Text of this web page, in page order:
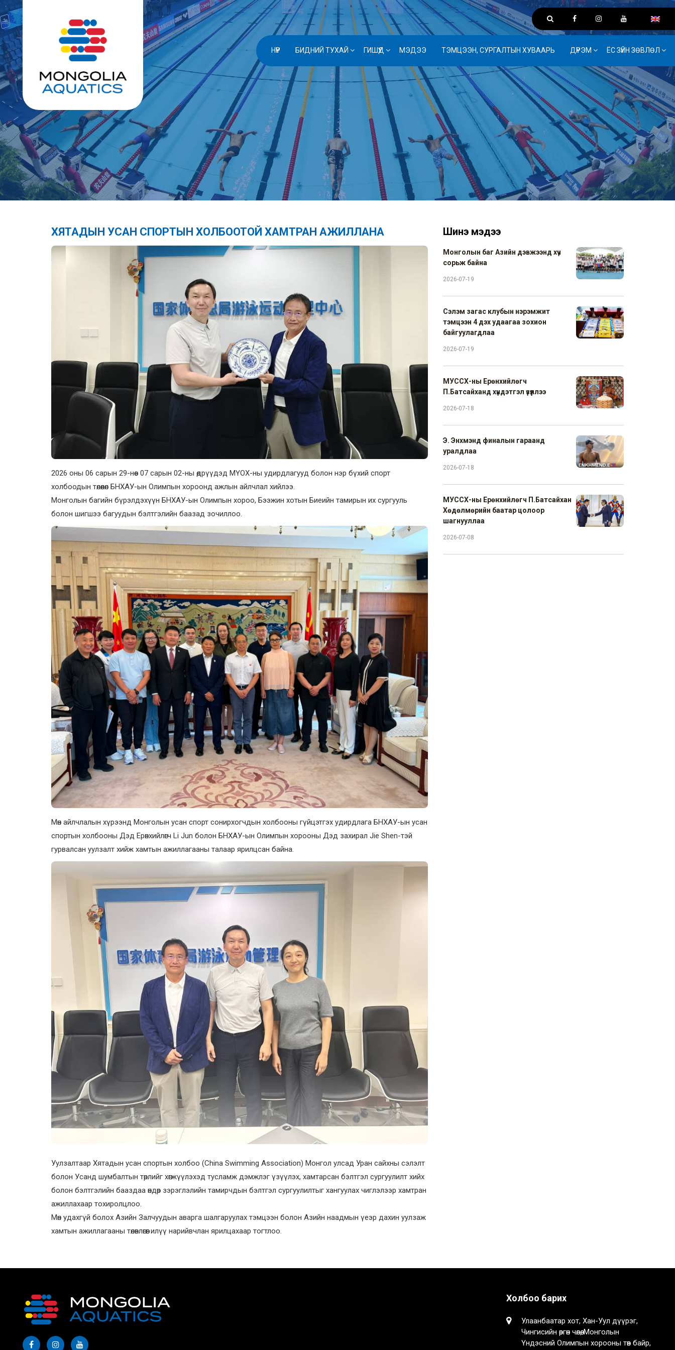
НҮҮР БИДНИЙ ТУХАЙ ГИШҮҮД МЭДЭЭ ТЭМЦЭЭН, СУРГАЛТЫН ХУВААРЬ ДҮРЭМ ЁС ЗҮЙН ЗӨВЛӨЛ
ХЯТАДЫН УСАН СПОРТЫН ХОЛБООТОЙ ХАМТРАН АЖИЛЛАНА
2026 оны 06 сарын 29-нөөс 07 сарын 02-ны өдрүүдэд МҮОХ-ны удирдлагууд болон нэр бүхий спорт
холбоодын төлөөлөл БНХАУ-ын Олимпын хороонд ажлын айлчлал хийлээ.
Монголын багийн бүрэлдэхүүн БНХАУ-ын Олимпын хороо, Бээжин хотын Биеийн тамирын их сургууль
болон шигшээ багуудын бэлтгэлийн баазад зочиллоо.
Мөн айлчлалын хүрээнд Монголын усан спорт сонирхогчдын холбооны гүйцэтгэх удирдлага БНХАУ-ын усан
спортын холбооны Дэд Ерөнхийлөгч Li Jun болон БНХАУ-ын Олимпын хорооны Дэд захирал Jie Shen-тэй
гурвалсан уулзалт хийж хамтын ажиллагааны талаар ярилцсан байна.
Уулзалтаар Хятадын усан спортын холбоо (China Swimming Association) Монгол улсад Уран сайхны сэлэлт
болон Усанд шумбалтын төрлийг хөгжүүлэхэд тусламж дэмжлэг үзүүлэх, хамтарсан бэлтгэл сургуулилт хийх
болон бэлтгэлийн бааздаа өндөр зэрэглэлийн тамирчдын бэлтгэл сургуулилтыг хангуулах чиглэлээр хамтран
ажиллахаар тохиролцлоо.
Мөн удахгүй болох Азийн Залчуудын аварга шалгаруулах тэмцээн болон Азийн наадмын үеэр дахин уулзаж
хамтын ажиллагааны төлөвлөгөөг илүү нарийвчлан ярилцахаар тогтлоо.
Шинэ мэдээ
Монголын баг Азийн дэвжээнд хүч
сорьж байна
2026-07-19
Сэлэм загас клубын нэрэмжит
тэмцээн 4 дэх удаагаа зохион
байгуулагдлаа
2026-07-19
МУССХ-ны Ерөнхийлөгч
П.Батсайханд хүндэтгэл үзүүллээ
2026-07-18
Э. Энхмэнд финалын гараанд
уралдлаа
2026-07-18
МУССХ-ны Ерөнхийлөгч П.Батсайхан
Хөдөлмөрийн баатар цолоор
шагнууллаа
2026-07-08
Холбоо барих
Улаанбаатар хот, Хан-Уул дүүрэг,
Чингисийн өргөн чөлөө, Монголын
Үндэсний Олимпын хорооны төв байр,